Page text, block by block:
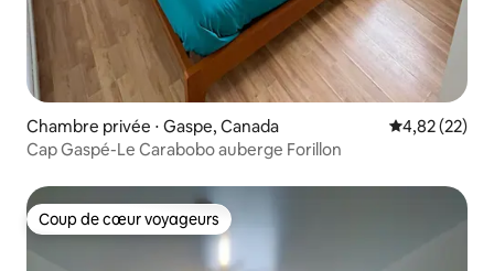
Chambre privée ⋅ Gaspe, Canada Évaluation
4,82 (22)
Cap Gaspé-Le Carabobo auberge Forillon
Coup de cœur voyageurs
Coup de cœur voyageurs